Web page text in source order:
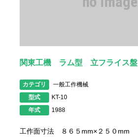
関東工機 ラム型 立フライス盤
カテゴリ
一般工作機械
型式
KT-10
年式
1988
工作面寸法 ８６５mm×２５０mm